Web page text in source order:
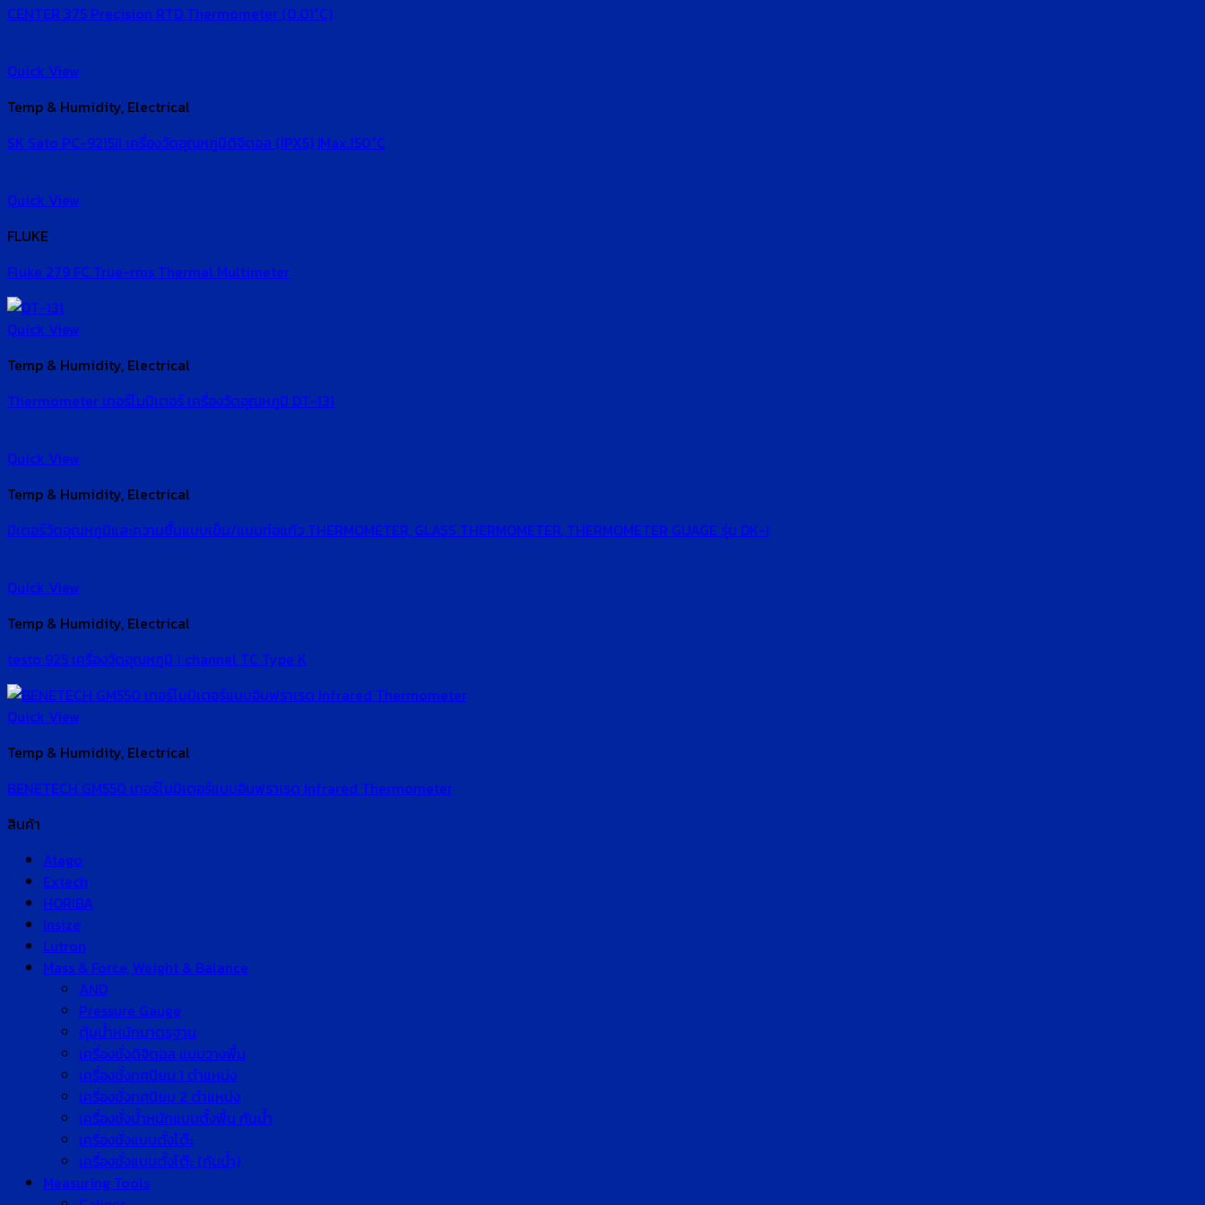
CENTER 375 Precision RTD Thermometer (0.01°C)
Quick View
Temp & Humidity, Electrical
SK Sato PC-9215II เครื่องวัดอุณหภูมิดิจิตอล (IPX5) |Max.150°C
Quick View
FLUKE
Fluke 279 FC True-rms Thermal Multimeter
Quick View
Temp & Humidity, Electrical
Thermometer เทอร์โมมิเตอร์ เครื่องวัดอุณหภูมิ DT-131
Quick View
Temp & Humidity, Electrical
มิเตอร์วัดอุณหภูมิและความชื้นแบบเข็ม/แบบท่อแก้ว THERMOMETER, GLASS THERMOMETER, THERMOMETER GUAGE รุ่น DK-I
Quick View
Temp & Humidity, Electrical
testo 925 เครื่องวัดอุณหภูมิ 1 channel TC Type K
Quick View
Temp & Humidity, Electrical
BENETECH GM550 เทอร์โมมิเตอร์แบบอินฟราเรด Infrared Thermometer
สินค้า
Atago
Extech
HORIBA
Insize
Lutron
Mass & Force, Weight & Balance
AND
Pressure Gauge
ตุ้มน้ำหนักมาตรฐาน
เครื่องชั่งดิจิตอล แบบวางพื้น
เครื่องชั่งทศนิยม 1 ตำแหน่ง
เครื่องชั่งทศนิยม 2 ตำแหน่ง
เครื่องชั่งน้ำหนักแบบตั้งพื้น กันน้ำ
เครื่องชั่งแบบตั้งโต๊ะ
เครื่องชั่งแบบตั้งโต๊ะ (กันน้ำ)
Measuring Tools